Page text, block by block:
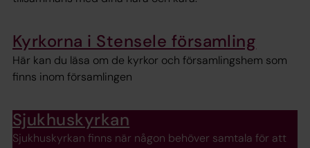
Kyrkorna i Stensele församling
Här kan du läsa om de kyrkor och församlingshem som
finns inom församlingen
Sjukhuskyrkan
Sjukhuskyrkan finns när någon behöver samtala för att